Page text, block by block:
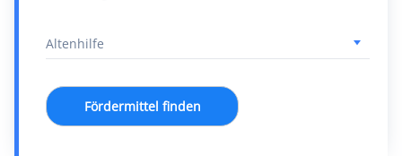
Fördermittel finden